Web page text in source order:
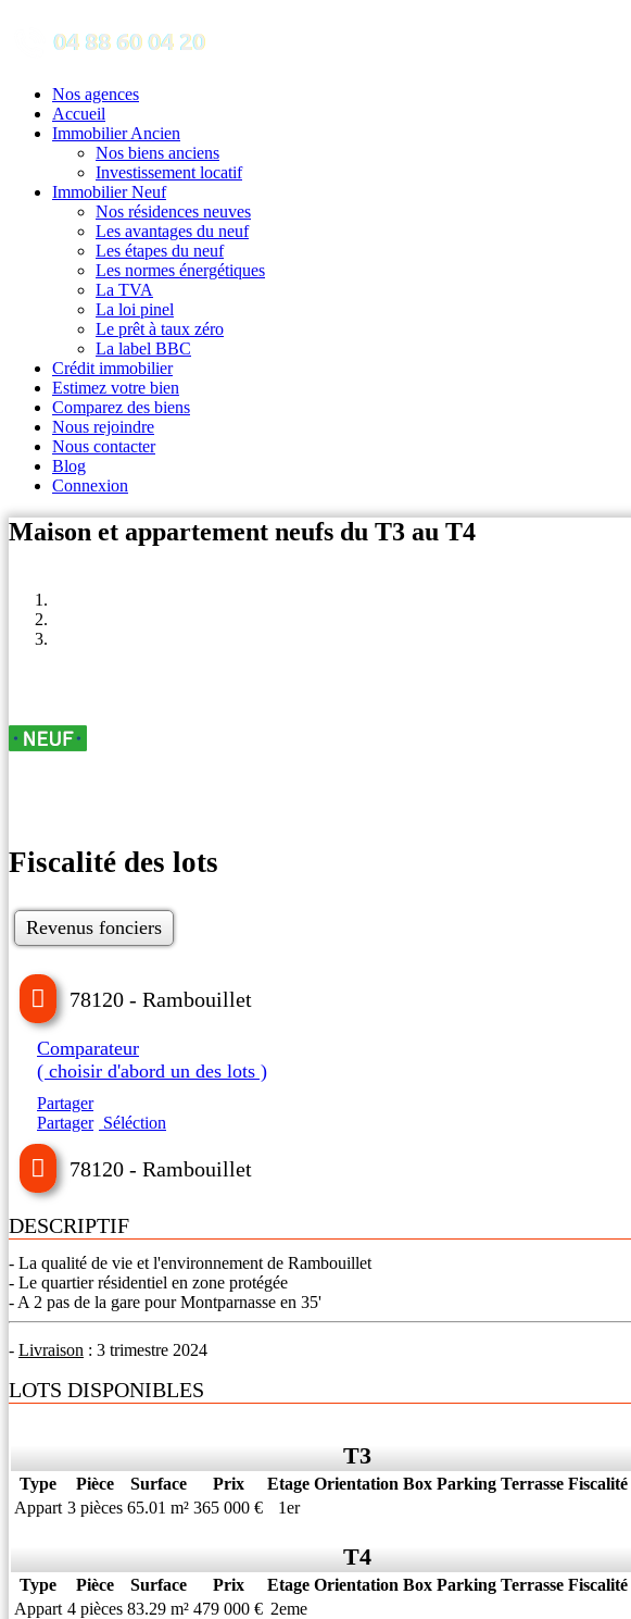
Nos agences
Accueil
Immobilier Ancien
Nos biens anciens
Investissement locatif
Immobilier Neuf
Nos résidences neuves
Les avantages du neuf
Les étapes du neuf
Les normes énergétiques
La TVA
La loi pinel
Le prêt à taux zéro
La label BBC
Crédit immobilier
Estimez votre bien
Comparez des biens
Nous rejoindre
Nous contacter
Blog
Connexion
Maison et appartement neufs du T3 au T4
Fiscalité des lots
Revenus fonciers
78120 - Rambouillet
Comparateur
( choisir d'abord un des lots )
Partager
Partager Séléction
78120 - Rambouillet
DESCRIPTIF
- La qualité de vie et l'environnement de Rambouillet
- Le quartier résidentiel en zone protégée
- A 2 pas de la gare pour Montparnasse en 35'
- Livraison : 3 trimestre 2024
LOTS DISPONIBLES
T3
Type Pièce Surface Prix Etage Orientation Box Parking Terrasse Fiscalité
Appart 3 pièces 65.01 m² 365 000 € 1er
T4
Type Pièce Surface Prix Etage Orientation Box Parking Terrasse Fiscalité
Appart 4 pièces 83.29 m² 479 000 € 2eme